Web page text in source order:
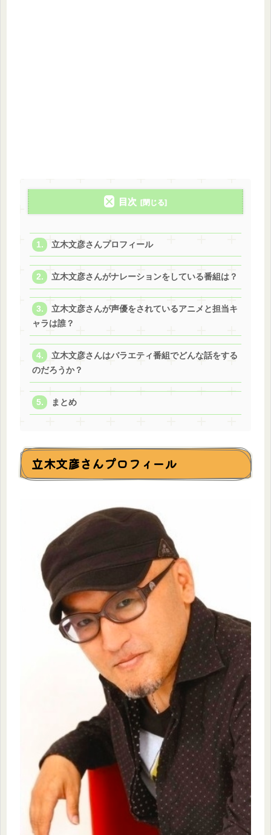
目次
立木文彦さんプロフィール
立木文彦さんがナレーションをしている番組は？
立木文彦さんが声優をされているアニメと担当キ
ャラは誰？
立木文彦さんはバラエティ番組でどんな話をする
のだろうか？
まとめ
立木文彦さんプロフィール